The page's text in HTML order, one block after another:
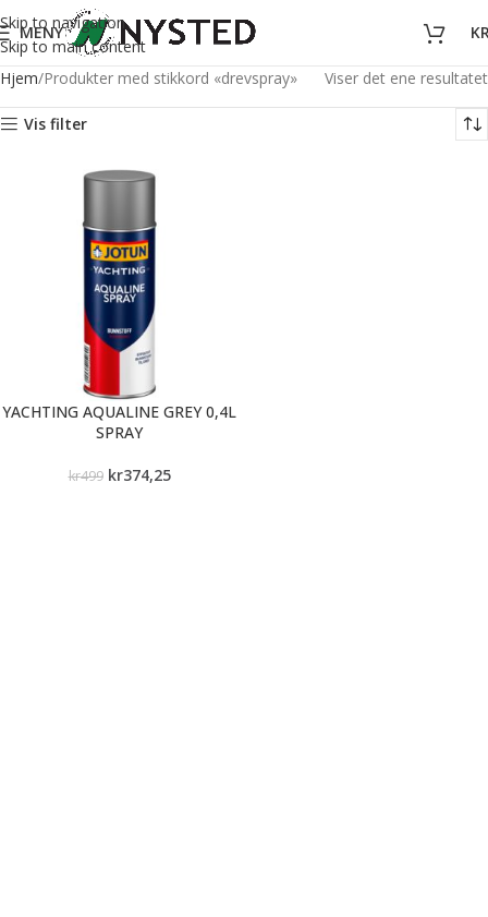
Skip to navigation
Skip to main content
MENY
Hjem Produkter med stikkord «drevspray» Viser det ene resultatet
Vis filter
YACHTING AQUALINE GREY 0,4L
SPRAY
kr499 kr374,25